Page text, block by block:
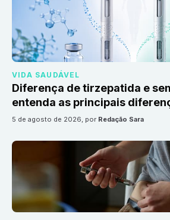
VIDA SAUDÁVEL
Diferença de tirzepatida e
entenda as principais
5 de agosto de 2026, por Redação Sara